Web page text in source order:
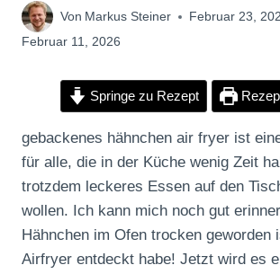
Von Markus Steiner
Februar 23,
Februar 11, 2026
Springe zu Rezept
gebackenes hähnchen air fryer ist
für alle, die in der Küche wenig Zeit
trotzdem leckeres Essen auf den
wollen. Ich kann mich noch gut
Hähnchen im Ofen trocken geworden
Airfryer entdeckt habe! Jetzt wird es